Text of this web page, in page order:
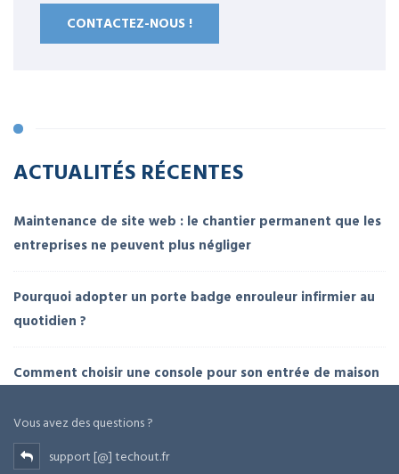
CONTACTEZ-NOUS !
ACTUALITÉS RÉCENTES
Maintenance de site web : le chantier permanent que les
entreprises ne peuvent plus négliger
Pourquoi adopter un porte badge enrouleur infirmier au
quotidien ?
Comment choisir une console pour son entrée de maison
Vous avez des questions ?
support [@] techout.fr